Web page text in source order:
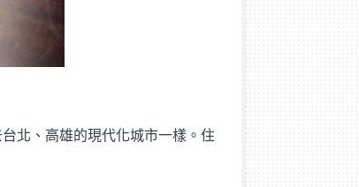
北、高雄的現代化城市一樣。住